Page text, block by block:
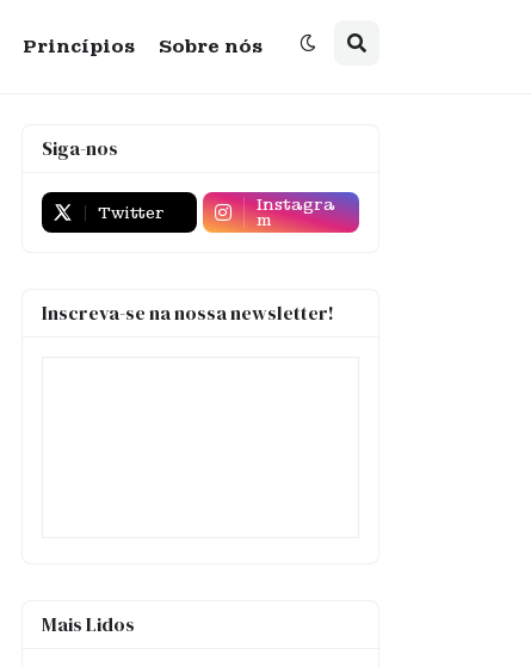
Princípios Sobre nós
Siga-nos
Twitter Instagra
m
Inscreva-se na nossa newsletter!
Mais Lidos